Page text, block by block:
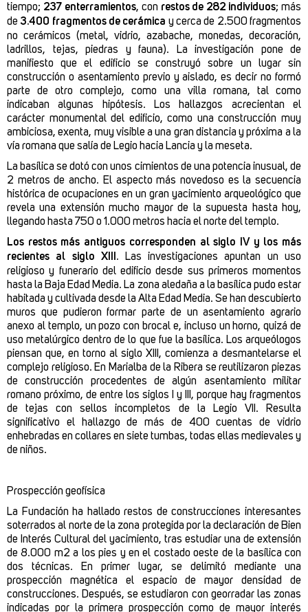
tiempo; 237 enterramientos, con restos de 282 individuos; más
de3.400 fragmentos de cerámica y cerca de 2.500 fragmentos
no cerámicos (metal, vidrio, azabache, monedas, decoración,
ladrillos, tejas, piedras y fauna). La investigación pone de
manifiesto que el edificio se construyó sobre un lugar sin
construcción o asentamiento previo y aislado, es decir no formó
parte de otro complejo, como una villa romana, tal como
indicaban algunas hipótesis. Los hallazgos acrecientan el
carácter monumental del edificio, como una construcción muy
ambiciosa, exenta, muy visible a una gran distancia y próxima a la
vía romana que salía de Legio hacia Lancia y la meseta.
La basílica se dotó con unos cimientos de una potencia inusual, de
2 metros de ancho. El aspecto más novedoso es la secuencia
histórica de ocupaciones en un gran yacimiento arqueológico que
revela una extensión mucho mayor de la supuesta hasta hoy,
llegando hasta 750 o 1.000 metros hacia el norte del templo.
Los restos más antiguos corresponden al siglo IV y los más
recientes al siglo XIII. Las investigaciones apuntan un uso
religioso y funerario del edificio desde sus primeros momentos
hasta la Baja Edad Media. La zona aledaña a la basílica pudo estar
habitada y cultivada desde la Alta Edad Media. Se han descubierto
muros que pudieron formar parte de un asentamiento agrario
anexo al templo, un pozo con brocal e, incluso un horno, quizá de
uso metalúrgico dentro de lo que fue la basílica. Los arqueólogos
piensan que, en torno al siglo XIII, comienza a desmantelarse el
complejo religioso. En Marialba de la Ribera se reutilizaron piezas
de construcción procedentes de algún asentamiento militar
romano próximo, de entre los siglos I y III, porque hay fragmentos
de tejas con sellos incompletos de la Legio VII. Resulta
significativo el hallazgo de más de 400 cuentas de vidrio
enhebradas en collares en siete tumbas, todas ellas medievales y
de niños.
Prospección geofísica
La Fundación ha hallado restos de construcciones interesantes
soterrados al norte de la zona protegida por la declaración de Bien
de Interés Cultural del yacimiento, tras estudiar una de extensión
de 8.000 m2 a los pies y en el costado oeste de la basílica con
dos técnicas. En primer lugar, se delimitó mediante una
prospección magnética el espacio de mayor densidad de
construcciones. Después, se estudiaron con georradar las zonas
indicadas por la primera prospección como de mayor interés